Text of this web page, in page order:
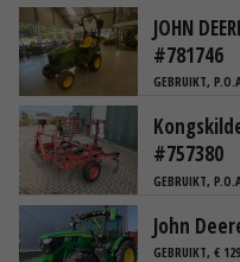
JOHN
#781746
GEBRUIKT,
#757380
GEBRUIKT,
John
GEBRUIKT, €